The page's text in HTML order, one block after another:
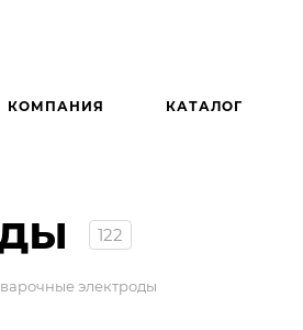
КОМПАНИЯ КАТАЛОГ
122
электроды